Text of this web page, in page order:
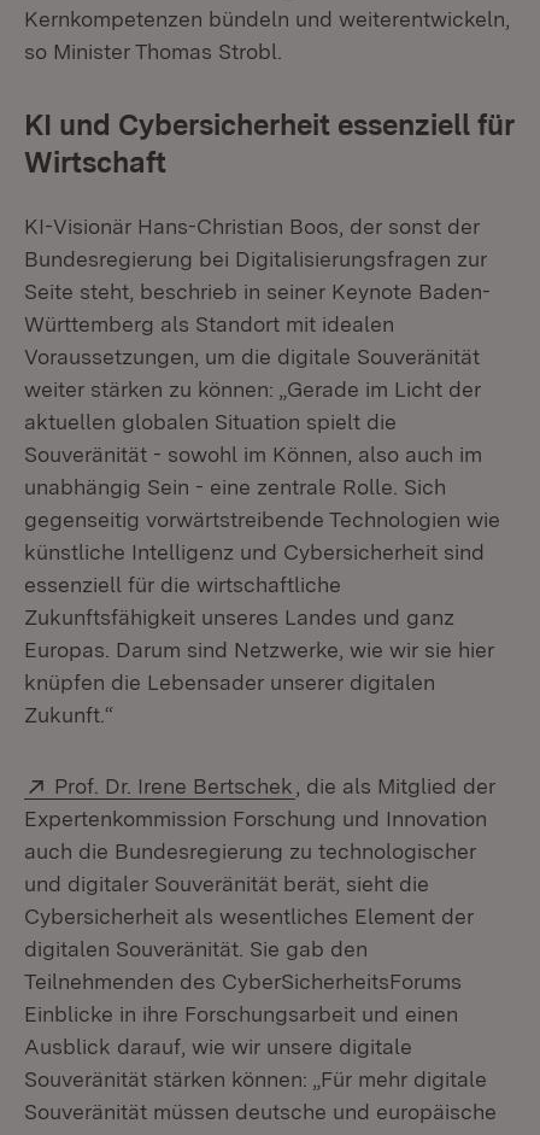
Kernkompetenzen bündeln und weiterentwickeln,
so Minister Thomas Strobl.
KI und Cybersicherheit essenziell für
Wirtschaft
KI-Visionär Hans-Christian Boos, der sonst der
Bundesregierung bei Digitalisierungsfragen zur
Seite steht, beschrieb in seiner Keynote Baden-
Württemberg als Standort mit idealen
Voraussetzungen, um die digitale Souveränität
weiter stärken zu können: „Gerade im Licht der
aktuellen globalen Situation spielt die
Souveränität - sowohl im Können, also auch im
unabhängig Sein - eine zentrale Rolle. Sich
gegenseitig vorwärtstreibende Technologien wie
künstliche Intelligenz und Cybersicherheit sind
essenziell für die wirtschaftliche
Zukunftsfähigkeit unseres Landes und ganz
Europas. Darum sind Netzwerke, wie wir sie hier
knüpfen die Lebensader unserer digitalen
Zukunft.“
Extern:
Prof. Dr. Irene Bertschek (Öffnet in neuem
, die als Mitglied der
Expertenkommission Forschung und Innovation
auch die Bundesregierung zu technologischer
und digitaler Souveränität berät, sieht die
Cybersicherheit als wesentliches Element der
digitalen Souveränität. Sie gab den
Teilnehmenden des CyberSicherheitsForums
Einblicke in ihre Forschungsarbeit und einen
Ausblick darauf, wie wir unsere digitale
Souveränität stärken können: „Für mehr digitale
Souveränität müssen deutsche und europäische